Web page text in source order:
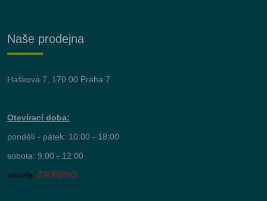
Naše prodejna
Haškova 7, 170 00 Praha 7
Otevírací doba:
pondělí - pátek: 10:00 - 18:00
sobota: 9:00 - 12:00
neděle: ZAVŘENO